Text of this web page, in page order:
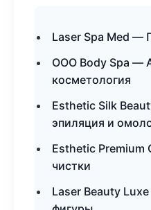
Laser Spa Med —
ООО Body Spa —
косметология
Esthetic Silk
эпиляция и
Esthetic
чистки
Laser Beauty